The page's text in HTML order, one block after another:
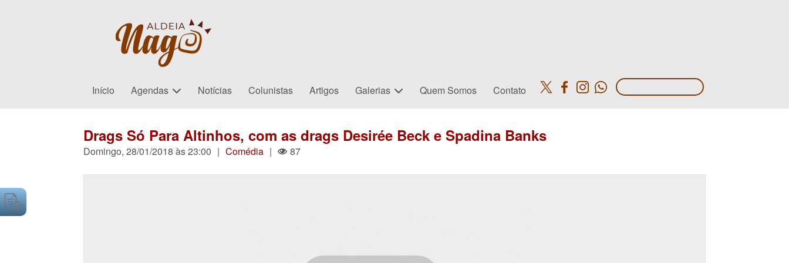
Início Agendas Notícias Colunistas Artigos Galerias Quem Somos Contato
Drags Só Para Altinhos, com as drags Desirée Beck e Spadina Banks
Domingo, 28/01/2018 às 23:00 | Comédia | 87